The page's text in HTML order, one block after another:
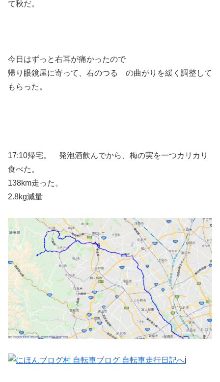
て秋だ。
今日はずっと右耳が痛かったので
帰り眼鏡屋に寄って、右のつる の曲がりを緩く調整して
もらった。
17:10帰宅。 発泡酒飲んでから、梅の実を一つカリカリ
食べた。
138km走った。
2.8kg減量
j